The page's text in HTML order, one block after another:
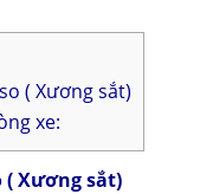
( Xương sắt)
xe:
Xương sắt)